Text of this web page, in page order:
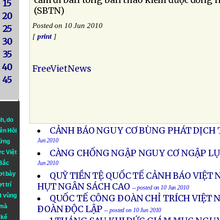
15
20
25
30
35
40
45
, do
Hồi
Việt
bày
trí
vùng
(SBTN)
Posted on 10 Jun 2010
[print]
FreeVietNews
CẢNH BÁO NGUY CƠ BÙNG PHÁT DỊCH
Jun 2010
CÀNG CHỐNG NGẬP NGUY CƠ NGẬP
Jun 2010
QUỸ TIỀN TỆ QUỐC TẾ CẢNH BÁO VIỆT
HỤT NGÂN SÁCH CAO -- posted on 10 Jun 2010
QUỐC TẾ CÔNG ÐOÀN CHỈ TRÍCH VIỆT
ÐOÀN ÐỘC LẬP -- posted on 10 Jun 2010